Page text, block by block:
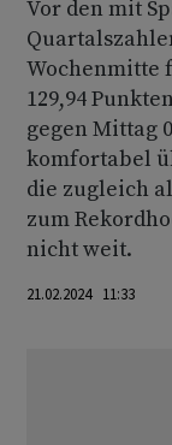
Vor den mit
Wochenmitte
129,94
gegen Mittag
komfortabel
die zugleich
zum
nicht weit.
21.02.2024 11:33